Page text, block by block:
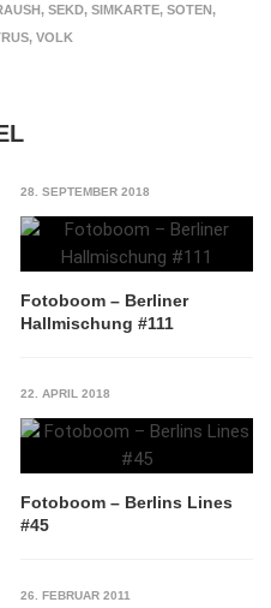
, SEKD, SIMKARTE, SOTEN,
, VOLK
28. SEPTEMBER 2018
Fotoboom – Berliner
Hallmischung #111
22. APRIL 2018
Fotoboom – Berlins Lines
#45
26. FEBRUAR 2011